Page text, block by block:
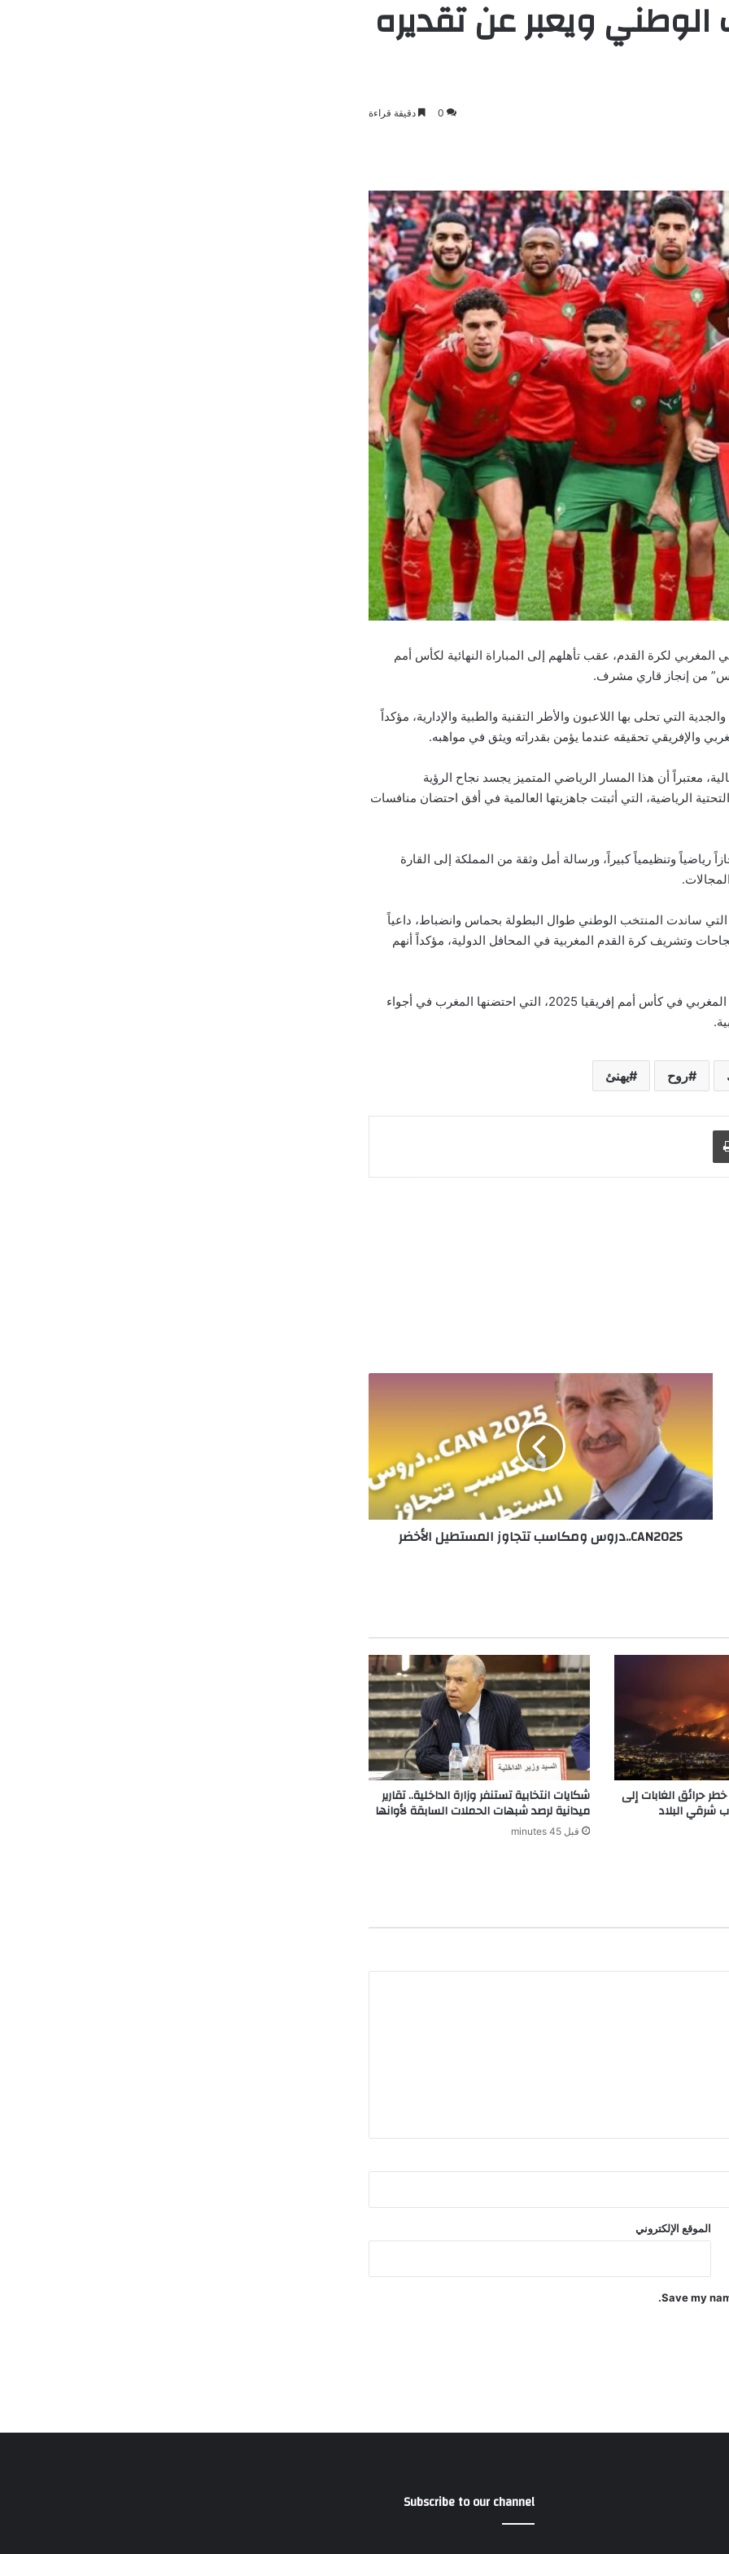
الوطني ويعبر عن تقديره
0 دقيقة قراءة
لكرة القدم، عقب تأهلهم إلى المباراة النهائية لكأس أمم
التي تحلى بها اللاعبون والأطر التقنية والطبية والإدارية، مؤكداً
والإفريقي تحقيقه عندما يؤمن بقدراته ويثق في مواهبه.
معتبراً أن هذا المسار الرياضي المتميز يجسد نجاح الرؤية
الرياضية، التي أثبتت جاهزيتها العالمية في أفق احتضان منافسات
رياضياً وتنظيمياً كبيراً، ورسالة أمل وثقة من المملكة إلى القارة
التي ساندت المنتخب الوطني طوال البطولة بحماس وانضباط، داعياً
وتشريف كرة القدم المغربية في المحافل الدولية، مؤكداً أنهم
بهذه البرقية الملكية السامية، تتوّج المسيرة المشرّفة للمنتخب الوطني المغربي في كأس أمم إفريقيا 2025، التي احتضنها المغرب في أجواء
روح يهنئ
اطبع
CAN2025..دروس
CAN2025..دروس ومكاسب تتجاوز المستطيل الأخضر
حرائق الغابات إلى
شرقي البلاد
شكايات انتخابية تستنفر وزارة الداخلية.. تقارير
ميدانية لرصد شبهات الحملات السابقة لأوانها
قبل 45 minutes
الموقع الإلكتروني
Save my
Subscribe to our channel